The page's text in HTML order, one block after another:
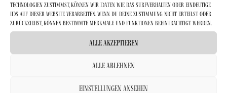
Technologien zustimmst, können wir Daten wie das Surfverhalten oder eindeutige
IDs auf dieser Website verarbeiten. Wenn du deine Zustimmung nicht erteilst oder
zurückziehst, können bestimmte Merkmale und Funktionen beeinträchtigt werden.
Alle Akzeptieren
Alle Ablehnen
Einstellungen ansehen